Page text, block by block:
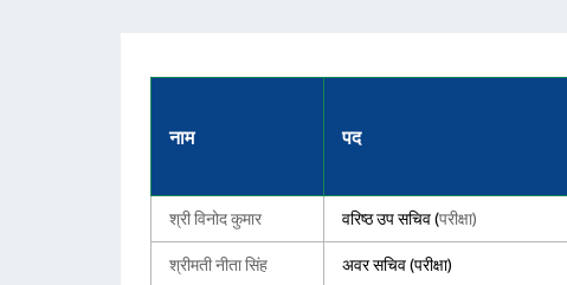
नाम पद
श्री विनोद कुमार वरिष्ठ उप सचिव (परीक्षा)
श्रीमती नीता सिंह अवर सचिव (परीक्षा)